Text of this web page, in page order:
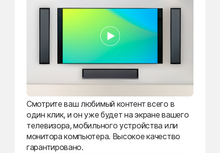
Смотрите ваш любимый контент всего в
один клик, и он уже будет на экране вашего
телевизора, мобильного устройства или
монитора компьютера. Высокое качество
гарантировано.